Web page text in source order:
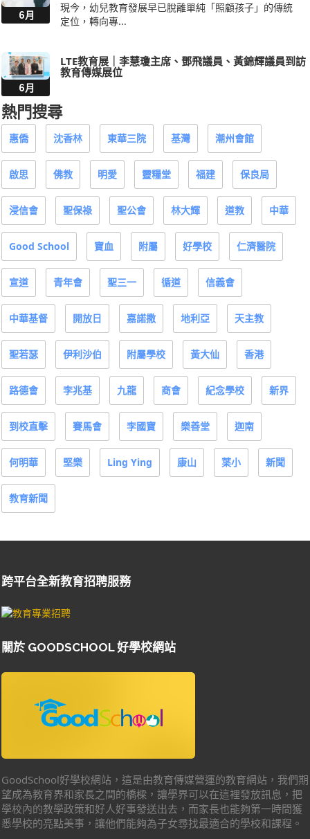
6月
現今，幼兒教育發展早已脫離單純「照顧孩子」的傳統
定位，轉向專...
6月
LTE教育展｜李慧瓊主席、鄧飛議員、黃錦輝議員到訪
教育傳媒展位
熱門搜尋
惠僑 沈香林 東華三院 基灣 潮州會館
啟思 佛教 明愛 靈糧堂 福建 保良局
浸信會 聖保祿 聖公會 林大輝 道教 中華
Good School 寶血 附屬 好學校 仁濟醫院
宣道 青年會 聖三一 循道 信義會
中華基督 開放日 嘉諾撒 地利亞 天主教
聖若瑟 伊利沙伯 附屬學校 黃大仙 香港
路德會 李兆基 九龍 商會 紀念學校 新界
到校直擊 賽馬會 李國寶 樂善堂 迦南
何明華 堅樂 Ling Ying 康山 葉小 新聞
教育新聞
跨平台全新教育招聘服務
關於 GOODSCHOOL 好學校網站
GoodSchool好學校網站，這是由教育傳媒營運的教育網站，我們期
望成為教育界和家長之間的橋樑，讓學界可以在這裡發放訊息，把
學校內的教學政策和好人好事發送出去，而家長也能夠第一時間獲
悉學校的亮點美事，讓他們能夠為子女尋找最適合的學校和課程。